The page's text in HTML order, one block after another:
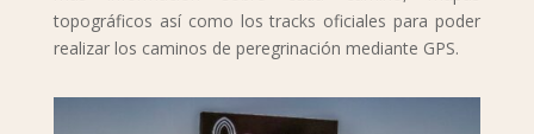
topográficos así como los tracks oficiales para poder
realizar los caminos de peregrinación mediante GPS.